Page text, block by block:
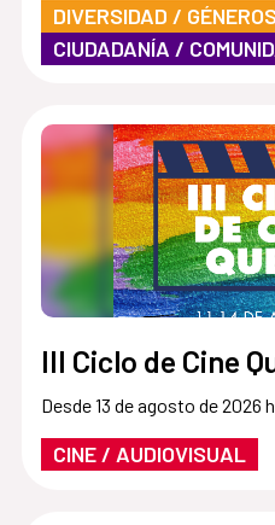
DIVERSIDAD / GÉNEROS
CIUDADANÍA /
III Ciclo de Cine
Desde 13 de agosto de 2026
CINE / AUDIOVISUAL